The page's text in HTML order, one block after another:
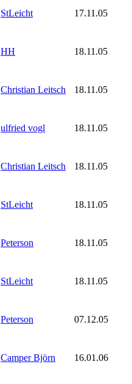
StLeicht 17.11.05
HH 18.11.05
Christian Leitsch 18.11.05
ulfried vogl 18.11.05
Christian Leitsch 18.11.05
StLeicht 18.11.05
Peterson 18.11.05
StLeicht 18.11.05
Peterson 07.12.05
Camper Björn 16.01.06